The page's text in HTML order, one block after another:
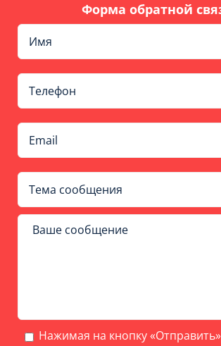
Форма обратной
Нажимая на кнопку